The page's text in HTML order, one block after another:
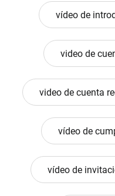
vídeo de
video de
video de cuenta
vídeo de
vídeo de